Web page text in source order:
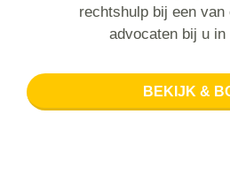
rechtshulp bij een van
advocaten bij u in
BEKIJK &